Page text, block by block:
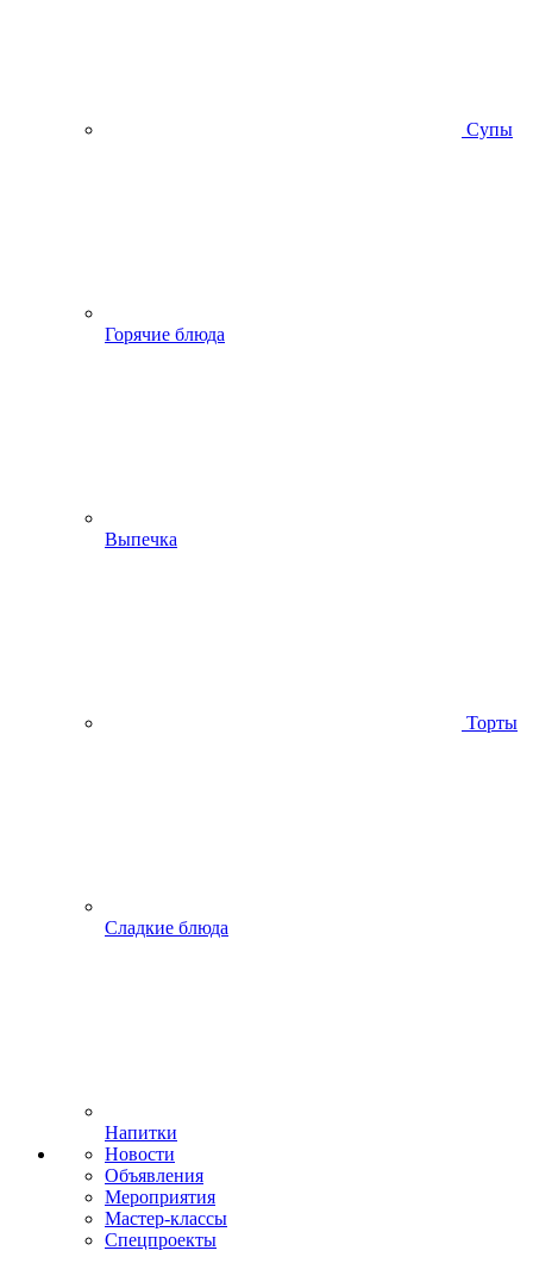
Супы
Горячие блюда
Выпечка
Торты
Сладкие блюда
Напитки
Новости
Объявления
Мероприятия
Мастер-классы
Спецпроекты